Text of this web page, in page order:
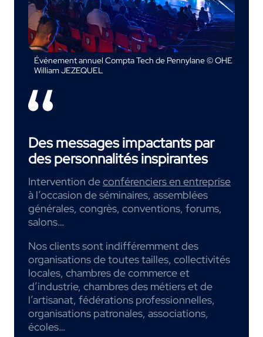
Événement annuel Compta Tech de Pennylane © OHE
William JEZEQUEL
Des messages impactants par
des personnalités inspirantes
Intervention deconférenciers en entreprise
à l’occasion de séminaires, assemblées
générales, congrès, conventions, forums,
salons…
Nos clients sont indifféremment des
organisations de toutes tailles, collectivités
locales, chambres de commerce et
d’industrie, chambres des métiers et de
l’artisanat, fédérations professionnelles,
organisations patronales, associations,
écoles…